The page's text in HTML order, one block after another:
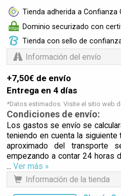
Tienda adherida a Confianza
Dominio securizado con
Tienda con sello de
Información del envío
+7,50€ de envío
Entrega en 4 días
*Datos estimados. Visite el sitio web
Condiciones de envío:
Los gastos se envío se
teniendo en cuenta la siguiente
aproximado del transporte
empezando a contar 24 horas
... Ver más »
Información de la tienda